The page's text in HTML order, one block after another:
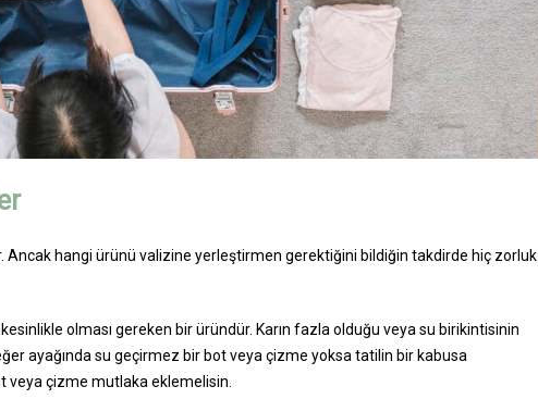
Ancak hangi ürünü valizine yerleştirmen gerektiğini bildiğin takdirde hiç zorluk
olması gereken bir üründür. Karın fazla olduğu veya su birikintisinin
ayağında su geçirmez bir bot veya çizme yoksa tatilin bir kabusa
veya çizme mutlaka eklemelisin.